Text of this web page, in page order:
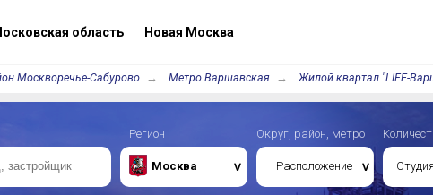
область Новая Москва
Москворечье-Сабурово Метро Варшавская Жилой квартал "LIFE-
Регион
Москва
Округ, район, метро
Расположение Студия